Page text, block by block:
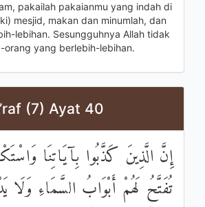
pakailah pakaianmu yang indah di
mesjid, makan dan minumlah, dan
lebihan. Sesungguhnya Allah tidak
orang yang berlebih-lebihan.
(7) Ayat 40
إِنَّ الَّذِينَ كَذَّبُوا بِآيَاتِنَا
تُفَتَّحُ لَهُمْ أَبْوَابُ السَّمَاءِ وَلَا